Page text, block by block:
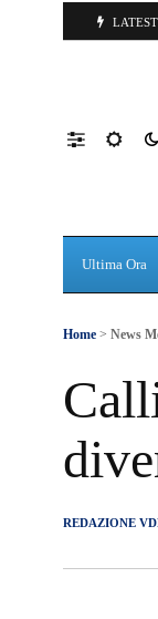
LATEST
Ultima Ora
Home > News
REDAZIONE